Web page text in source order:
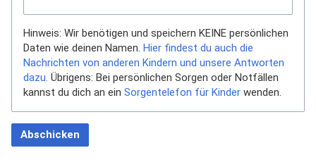
Hinweis: Wir benötigen und speichern KEINE persönlichen
Daten wie deinen Namen. Hier findest du auch die
Nachrichten von anderen Kindern und unsere Antworten
dazu. Übrigens: Bei persönlichen Sorgen oder Notfällen
kannst du dich an ein Sorgentelefon für Kinder wenden.
Abschicken